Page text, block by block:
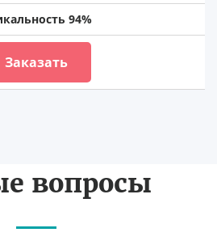
94%
Заказать
вопросы